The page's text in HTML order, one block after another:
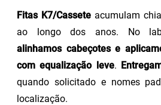
Fitas K7/Cassete acumulam
ao longo dos anos. No
alinhamos cabeçotes e
com equalização leve.
quando solicitado e nomes
localização.